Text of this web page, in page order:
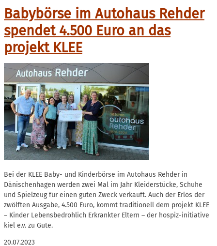
Babybörse im Autohaus Rehder
spendet 4.500 Euro an das
projekt KLEE
Bei der KLEE Baby- und Kinderbörse im Autohaus Rehder in
Dänischenhagen werden zwei Mal im Jahr Kleiderstücke, Schuhe
und Spielzeug für einen guten Zweck verkauft. Auch der Erlös der
zwölften Ausgabe, 4.500 Euro, kommt traditionell dem projekt KLEE
– Kinder Lebensbedrohlich Erkrankter Eltern – der hospiz-initiative
kiel e.v. zu Gute.
20.07.2023